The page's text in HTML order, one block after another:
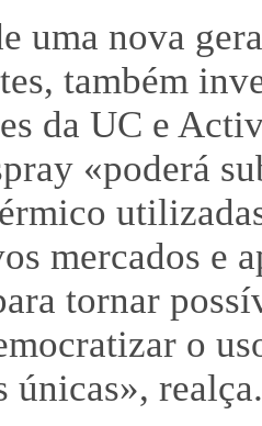
uma nova
também
da UC e
«poderá
mercados e
tornar
o
únicas», realça.